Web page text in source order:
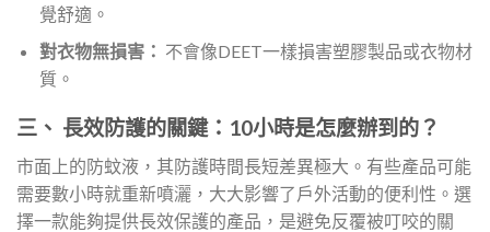
覺舒適。
對衣物無損害： 不會像DEET一樣損害塑膠製品或衣物材
質。
三、 長效防護的關鍵：10小時是怎麼辦到的？
市面上的防蚊液，其防護時間長短差異極大。有些產品可能
需要數小時就重新噴灑，大大影響了戶外活動的便利性。選
擇一款能夠提供長效保護的產品，是避免反覆被叮咬的關